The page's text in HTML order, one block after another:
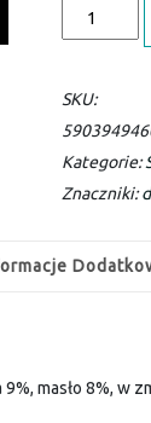
SKU:
Kategorie:
Znaczniki:
masło 8%,